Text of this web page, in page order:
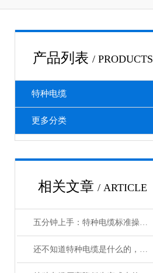
产品列表 / PRODUCTS
特种电缆
更多分类
相关文章 / ARTICLE
五分钟上手：特种电缆标准操作流程详解
还不知道特种电缆是什么的，请看这里！